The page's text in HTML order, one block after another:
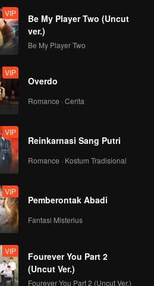
VIP
Be My Player Two (Uncut
ver.)
Be My Player Two
VIP
Overdo
Romance · Cerita
VIP
Reinkarnasi Sang Putri
Romance · Kostum Tradisional
VIP
Pemberontak Abadi
Fantasi Misterius
VIP
Fourever You Part 2
(Uncut Ver.)
Fourever You Part 2 (Uncut Ver.)